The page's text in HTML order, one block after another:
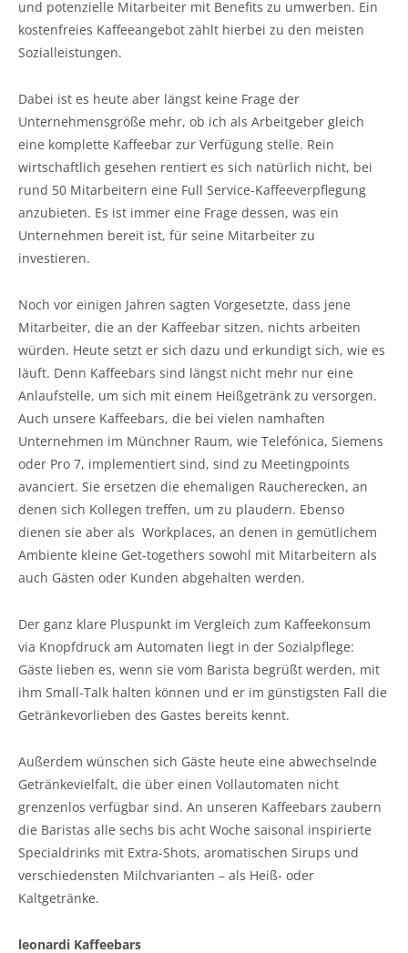
und potenzielle Mitarbeiter mit Benefits zu umwerben. Ein
kostenfreies Kaffeeangebot zählt hierbei zu den meisten
Sozialleistungen.
Dabei ist es heute aber längst keine Frage der
Unternehmensgröße mehr, ob ich als Arbeitgeber gleich
eine komplette Kaffeebar zur Verfügung stelle. Rein
wirtschaftlich gesehen rentiert es sich natürlich nicht, bei
rund 50 Mitarbeitern eine Full Service-Kaffeeverpflegung
anzubieten. Es ist immer eine Frage dessen, was ein
Unternehmen bereit ist, für seine Mitarbeiter zu
investieren.
Noch vor einigen Jahren sagten Vorgesetzte, dass jene
Mitarbeiter, die an der Kaffeebar sitzen, nichts arbeiten
würden. Heute setzt er sich dazu und erkundigt sich, wie es
läuft. Denn Kaffeebars sind längst nicht mehr nur eine
Anlaufstelle, um sich mit einem Heißgetränk zu versorgen.
Auch unsere Kaffeebars, die bei vielen namhaften
Unternehmen im Münchner Raum, wie Telefónica, Siemens
oder Pro 7, implementiert sind, sind zu Meetingpoints
avanciert. Sie ersetzen die ehemaligen Raucherecken, an
denen sich Kollegen treffen, um zu plaudern. Ebenso
dienen sie aber als Workplaces, an denen in gemütlichem
Ambiente kleine Get-togethers sowohl mit Mitarbeitern als
auch Gästen oder Kunden abgehalten werden.
Der ganz klare Pluspunkt im Vergleich zum Kaffeekonsum
via Knopfdruck am Automaten liegt in der Sozialpflege:
Gäste lieben es, wenn sie vom Barista begrüßt werden, mit
ihm Small-Talk halten können und er im günstigsten Fall die
Getränkevorlieben des Gastes bereits kennt.
Außerdem wünschen sich Gäste heute eine abwechselnde
Getränkevielfalt, die über einen Vollautomaten nicht
grenzenlos verfügbar sind. An unseren Kaffeebars zaubern
die Baristas alle sechs bis acht Woche saisonal inspirierte
Specialdrinks mit Extra-Shots, aromatischen Sirups und
verschiedensten Milchvarianten – als Heiß- oder
Kaltgetränke.
leonardi Kaffeebars